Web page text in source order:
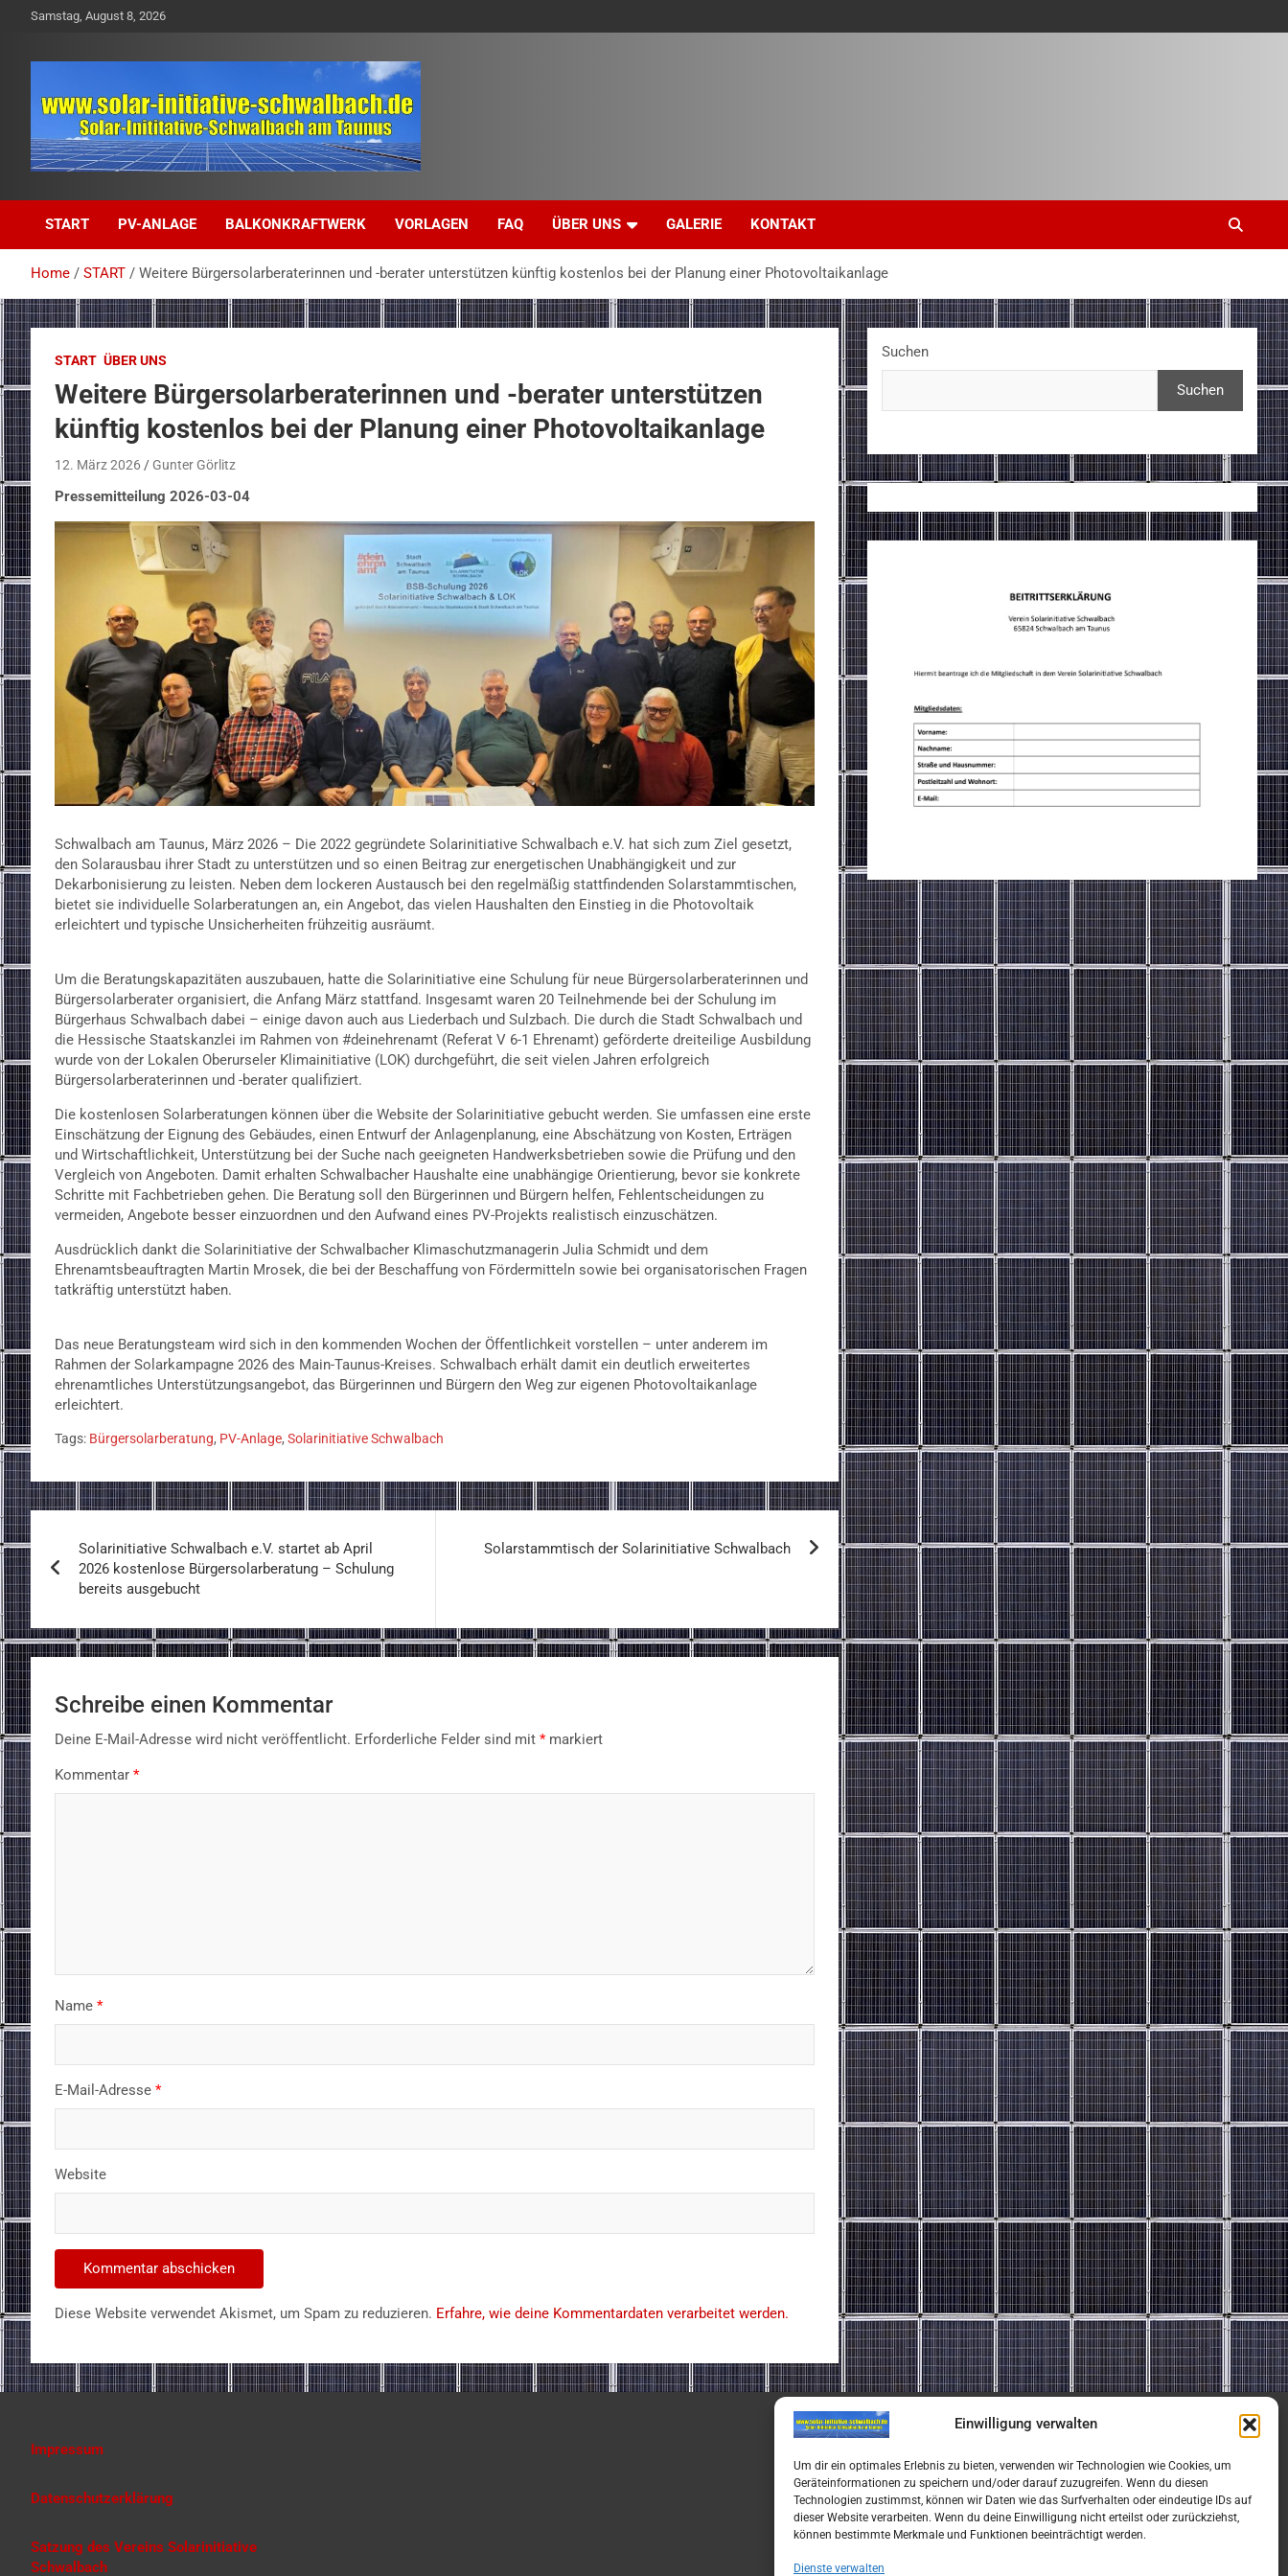
Einwilligung verwalten
Um dir ein optimales Erlebnis zu bieten, verwenden wir Technologien wie Cookies, um
Geräteinformationen zu speichern und/oder darauf zuzugreifen. Wenn du diesen
Technologien zustimmst, können wir Daten wie das Surfverhalten oder eindeutige IDs auf
dieser Website verarbeiten. Wenn du deine Einwilligung nicht erteilst oder zurückziehst,
können bestimmte Merkmale und Funktionen beeinträchtigt werden.
Dienste verwalten
Samstag, August 8, 2026
solar-initiative-
schwalbach.de
START PV-ANLAGE BALKONKRAFTWERK VORLAGEN FAQ ÜBER UNS GALERIE KONTAKT
Home START Weitere Bürgersolarberaterinnen und -berater unterstützen künftig kostenlos bei der Planung einer Photovoltaikanlage
START ÜBER UNS
Weitere Bürgersolarberaterinnen und -berater unterstützen
künftig kostenlos bei der Planung einer Photovoltaikanlage
12. März 2026 Gunter Görlitz
Pressemitteilung 2026-03-04
Schwalbach am Taunus, März 2026 – Die 2022 gegründete Solarinitiative Schwalbach e.V. hat sich zum Ziel gesetzt,
den Solarausbau ihrer Stadt zu unterstützen und so einen Beitrag zur energetischen Unabhängigkeit und zur
Dekarbonisierung zu leisten. Neben dem lockeren Austausch bei den regelmäßig stattfindenden Solarstammtischen,
bietet sie individuelle Solarberatungen an, ein Angebot, das vielen Haushalten den Einstieg in die Photovoltaik
erleichtert und typische Unsicherheiten frühzeitig ausräumt.
Um die Beratungskapazitäten auszubauen, hatte die Solarinitiative eine Schulung für neue Bürgersolarberaterinnen und
Bürgersolarberater organisiert, die Anfang März stattfand. Insgesamt waren 20 Teilnehmende bei der Schulung im
Bürgerhaus Schwalbach dabei – einige davon auch aus Liederbach und Sulzbach. Die durch die Stadt Schwalbach und
die Hessische Staatskanzlei im Rahmen von #deinehrenamt (Referat V 6-1 Ehrenamt) geförderte dreiteilige Ausbildung
wurde von der Lokalen Oberurseler Klimainitiative (LOK) durchgeführt, die seit vielen Jahren erfolgreich
Bürgersolarberaterinnen und -berater qualifiziert.
Die kostenlosen Solarberatungen können über die Website der Solarinitiative gebucht werden. Sie umfassen eine erste
Einschätzung der Eignung des Gebäudes, einen Entwurf der Anlagenplanung, eine Abschätzung von Kosten, Erträgen
und Wirtschaftlichkeit, Unterstützung bei der Suche nach geeigneten Handwerksbetrieben sowie die Prüfung und den
Vergleich von Angeboten. Damit erhalten Schwalbacher Haushalte eine unabhängige Orientierung, bevor sie konkrete
Schritte mit Fachbetrieben gehen. Die Beratung soll den Bürgerinnen und Bürgern helfen, Fehlentscheidungen zu
vermeiden, Angebote besser einzuordnen und den Aufwand eines PV-Projekts realistisch einzuschätzen.
Ausdrücklich dankt die Solarinitiative der Schwalbacher Klimaschutzmanagerin Julia Schmidt und dem
Ehrenamtsbeauftragten Martin Mrosek, die bei der Beschaffung von Fördermitteln sowie bei organisatorischen Fragen
tatkräftig unterstützt haben.
Das neue Beratungsteam wird sich in den kommenden Wochen der Öffentlichkeit vorstellen – unter anderem im
Rahmen der Solarkampagne 2026 des Main-Taunus-Kreises. Schwalbach erhält damit ein deutlich erweitertes
ehrenamtliches Unterstützungsangebot, das Bürgerinnen und Bürgern den Weg zur eigenen Photovoltaikanlage
erleichtert.
Tags: Bürgersolarberatung, PV-Anlage, Solarinitiative Schwalbach
Beitragsnavigation
Solarinitiative Schwalbach e.V. startet ab April
2026 kostenlose Bürgersolarberatung – Schulung
bereits ausgebucht
Solarstammtisch der Solarinitiative Schwalbach
Schreibe einen Kommentar
Deine E-Mail-Adresse wird nicht veröffentlicht. Erforderliche Felder sind mit *markiert
Kommentar *
Name *
E-Mail-Adresse *
Website
Diese Website verwendet Akismet, um Spam zu reduzieren. Erfahre, wie deine Kommentardaten verarbeitet werden.
Suchen
Suchen
Impressum
Datenschutzerklärung
Satzung des Vereins Solarinitiative
Schwalbach